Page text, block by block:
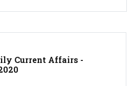
Current Affairs -